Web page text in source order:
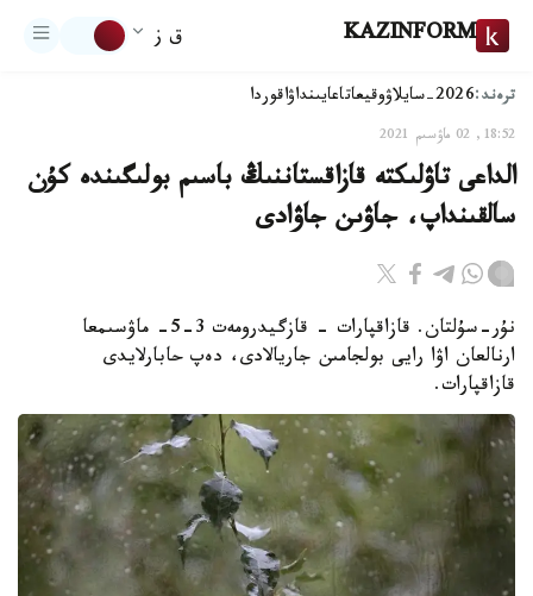
KAZINFORM ق ز
ترەند:2026-سايلاۋ وقيعاتاعايىنداۋاقوردا
18:52, 02 ماۋسىم 2021
الداعى تاۋلىكتە قازاقستاننىڭ باسىم بولىگىندە كۇن
سالقىنداپ، جاۋىن جاۋادى
نۇر-سۇلتان. قازاقپارات - قازگيدرومەت 3-5- ماۋسىمعا
ارنالعان اۋا رايى بولجامىن جاريالادى، دەپ حابارلايدى
قازاقپارات.